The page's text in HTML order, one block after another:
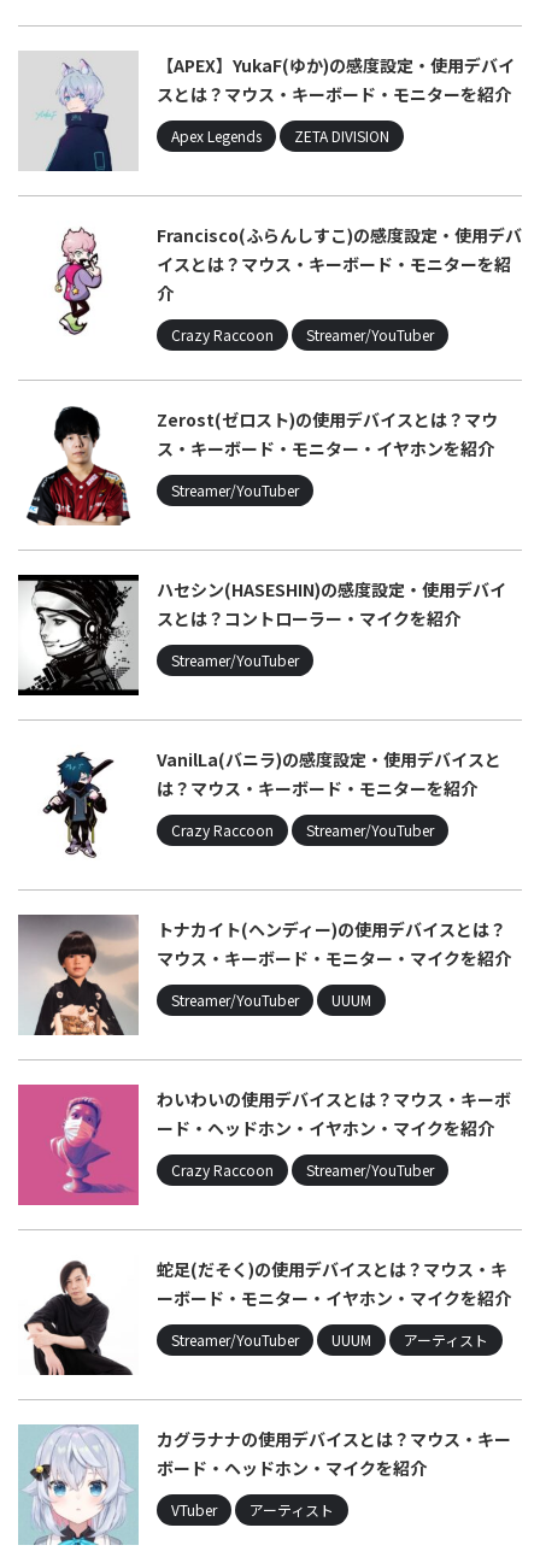
【APEX】YukaF(ゆか)の感度設定・使用デバイ
スとは？マウス・キーボード・モニターを紹介
Apex Legends ZETA DIVISION
Francisco(ふらんしすこ)の感度設定・使用デバ
イスとは？マウス・キーボード・モニターを紹
介
Crazy Raccoon Streamer/YouTuber
Zerost(ゼロスト)の使用デバイスとは？マウ
ス・キーボード・モニター・イヤホンを紹介
Streamer/YouTuber
ハセシン(HASESHIN)の感度設定・使用デバイ
スとは？コントローラー・マイクを紹介
Streamer/YouTuber
VanilLa(バニラ)の感度設定・使用デバイスと
は？マウス・キーボード・モニターを紹介
Crazy Raccoon Streamer/YouTuber
トナカイト(ヘンディー)の使用デバイスとは？
マウス・キーボード・モニター・マイクを紹介
Streamer/YouTuber UUUM
わいわいの使用デバイスとは？マウス・キーボ
ード・ヘッドホン・イヤホン・マイクを紹介
Crazy Raccoon Streamer/YouTuber
蛇足(だそく)の使用デバイスとは？マウス・キ
ーボード・モニター・イヤホン・マイクを紹介
Streamer/YouTuber UUUM アーティスト
カグラナナの使用デバイスとは？マウス・キー
ボード・ヘッドホン・マイクを紹介
VTuber アーティスト